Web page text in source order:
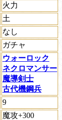
火力
土
なし
ガチャ
ウォーロック
ネクロマンサー
魔導剣士
古代機鋼兵
9
魔攻+300